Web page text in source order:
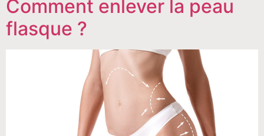
Comment enlever la peau
flasque ?